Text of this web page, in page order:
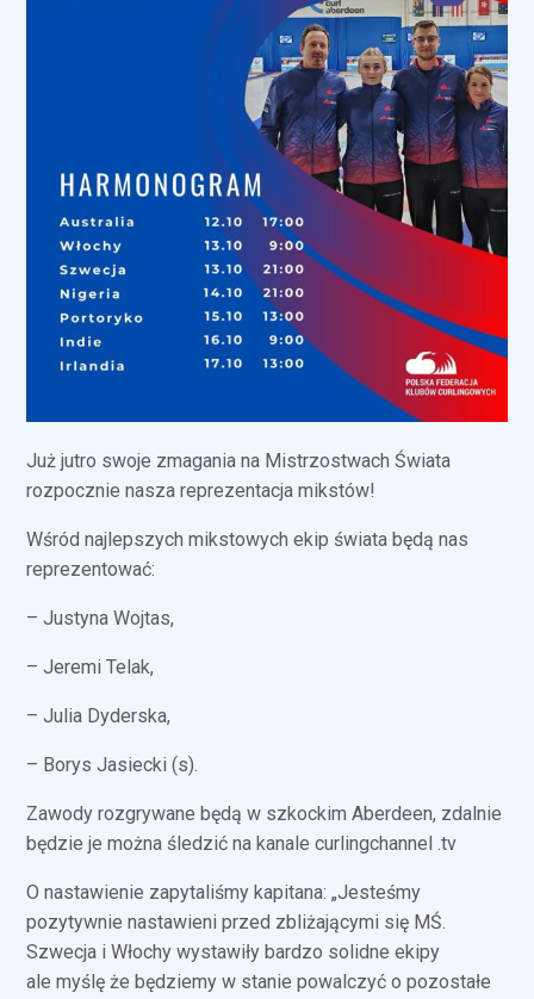
Już jutro swoje zmagania na Mistrzostwach Świata
rozpocznie nasza reprezentacja mikstów!
Wśród najlepszych mikstowych ekip świata będą nas
reprezentować:
– Justyna Wojtas,
– Jeremi Telak,
–Julia Dyderska,
– Borys Jasiecki (s).
Zawody rozgrywane będą w szkockim Aberdeen, zdalnie
będzie je można śledzić na kanale curlingchannel .tv
O nastawienie zapytaliśmy kapitana: „Jesteśmy
pozytywnie nastawieni przed zbliżającymi się MŚ.
Szwecja i Włochy wystawiły bardzo solidne ekipy
ale myślę że będziemy w stanie powalczyć o pozostałe